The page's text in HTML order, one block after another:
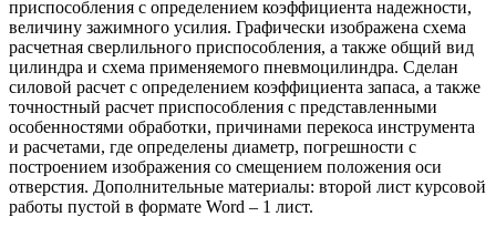
приспособления с определением коэффициента надежности,
величину зажимного усилия. Графически изображена схема
расчетная сверлильного приспособления, а также общий вид
цилиндра и схема применяемого пневмоцилиндра. Сделан
силовой расчет с определением коэффициента запаса, а также
точностный расчет приспособления с представленными
особенностями обработки, причинами перекоса инструмента
и расчетами, где определены диаметр, погрешности с
построением изображения со смещением положения оси
отверстия. Дополнительные материалы: второй лист курсовой
работы пустой в формате Word – 1 лист.